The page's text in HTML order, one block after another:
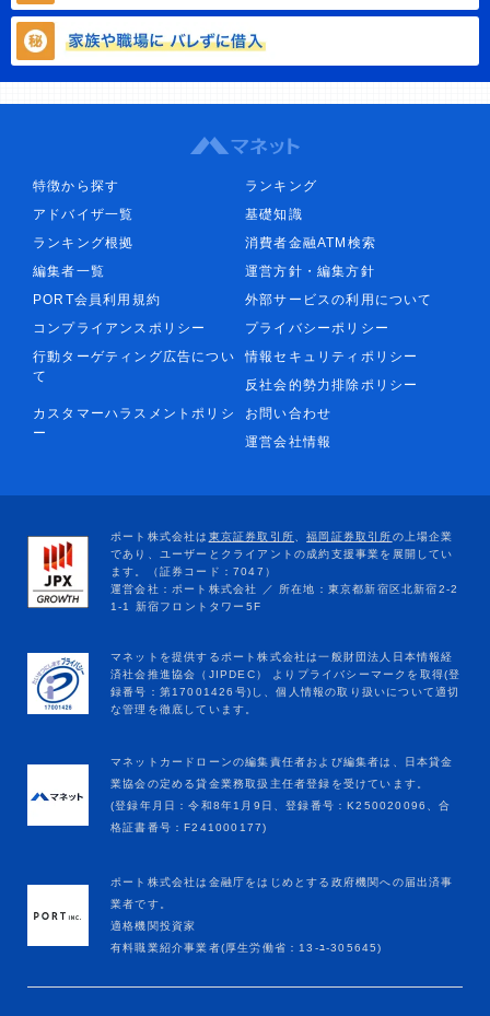
特徴から探す
ランキング
アドバイザ一覧
基礎知識
ランキング根拠
消費者金融ATM検索
編集者一覧
運営方針・編集方針
PORT会員利用規約
外部サービスの利用について
コンプライアンスポリシー
プライバシーポリシー
行動ターゲティング広告につい
て
情報セキュリティポリシー
反社会的勢力排除ポリシー
カスタマーハラスメントポリシ
ー
お問い合わせ
運営会社情報
マネットカードローンの編集責任者および編集者は、日本貸金
業協会の定める貸金業務取扱主任者登録を受けています。
(登録年月日：令和8年1月9日、登録番号：K250020096、合
格証書番号：F241000177)
ポート株式会社は金融庁をはじめとする政府機関への届出済事
業者です。
適格機関投資家
有料職業紹介事業者(厚生労働省：13-ﾕ-305645)